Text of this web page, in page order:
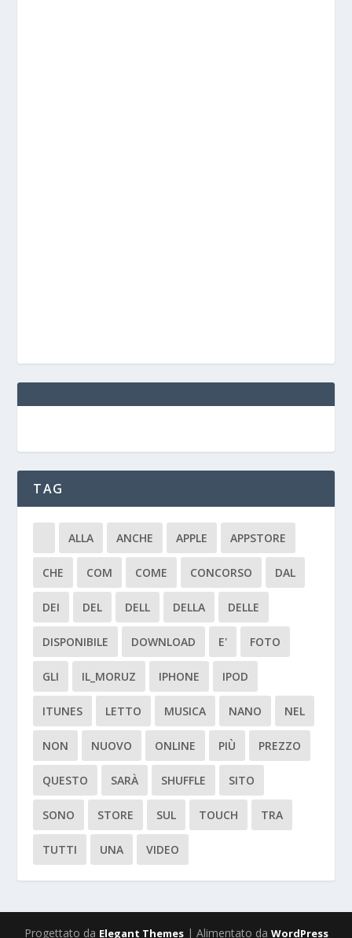
TAG
ALLA ANCHE APPLE APPSTORE
CHE COM COME CONCORSO DAL
DEI DEL DELL DELLA DELLE
DISPONIBILE DOWNLOAD E' FOTO
GLI IL_MORUZ IPHONE IPOD
ITUNES LETTO MUSICA NANO NEL
NON NUOVO ONLINE PIÙ PREZZO
QUESTO SARÀ SHUFFLE SITO
SONO STORE SUL TOUCH TRA
TUTTI UNA VIDEO
Progettato da Elegant Themes| Alimentato da WordPress